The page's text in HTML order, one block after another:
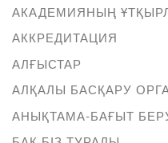
АКАДЕМИЯНЫҢ
АККРЕДИТАЦИЯ
АЛҒЫСТАР
АЛҚАЛЫ БАСҚАРУ
АНЫҚТАМА-БАҒЫТ